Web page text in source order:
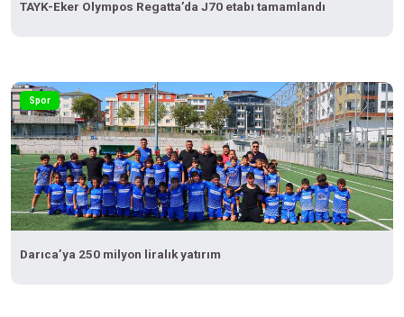
TAYK-Eker Olympos Regatta’da J70 etabı tamamlandı
Spor
Darıca’ya 250 milyon liralık yatırım